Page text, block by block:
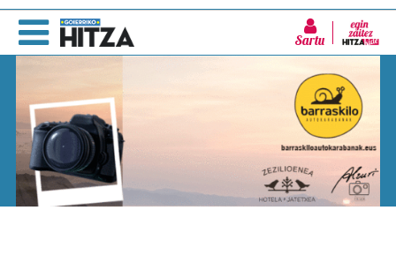
Sartu